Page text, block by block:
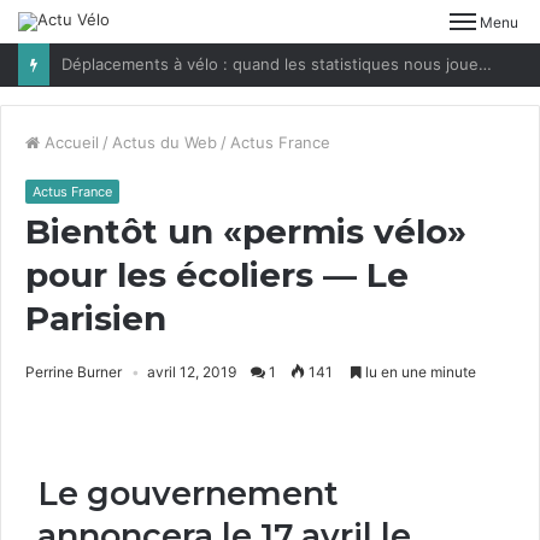
Menu
Déplacements à vélo : quand les statistiques nous jouent des tours
Accueil / Actus du Web / Actus France
Actus France
Bientôt un «permis vélo»
pour les écoliers — Le
Parisien
Perrine Burner avril 12, 2019 1 141 lu en une minute
Le gouvernement